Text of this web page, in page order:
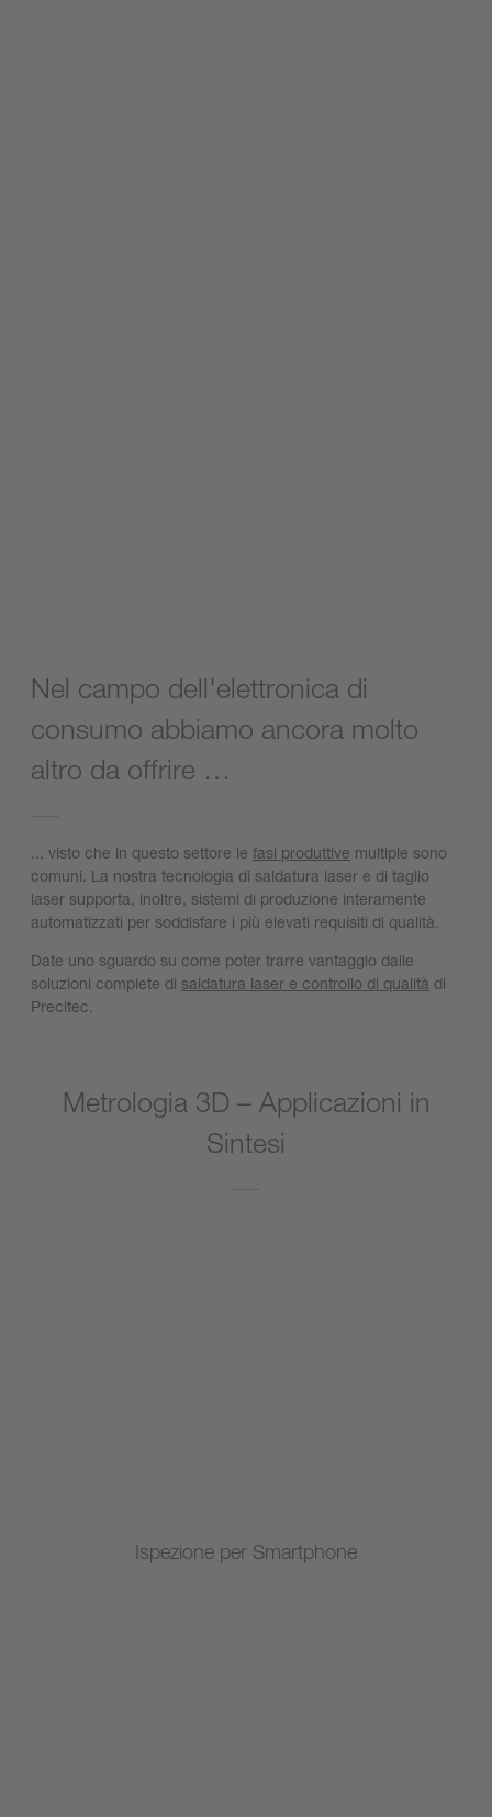
Nel campo dell'elettronica di
consumo abbiamo ancora molto
altro da offrire …
... visto che in questo settore le fasi produttive multiple sono
comuni. La nostra tecnologia di saldatura laser e di taglio
laser supporta, inoltre, sistemi di produzione interamente
automatizzati per soddisfare i più elevati requisiti di qualità.
Date uno sguardo su come poter trarre vantaggio dalle
soluzioni complete di saldatura laser e controllo di qualità di
Precitec.
Metrologia 3D – Applicazioni in
Sintesi
Ispezione per Smartphone